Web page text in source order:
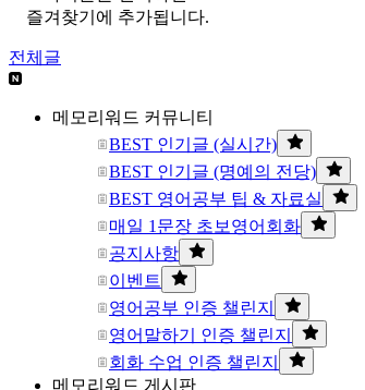
즐겨찾기에 추가됩니다.
전체글
메모리워드 커뮤니티
BEST 인기글 (실시간)
BEST 인기글 (명예의 전당)
BEST 영어공부 팁 & 자료실
매일 1문장 초보영어회화
공지사항
이벤트
영어공부 인증 챌린지
영어말하기 인증 챌린지
회화 수업 인증 챌린지
메모리워드 게시판